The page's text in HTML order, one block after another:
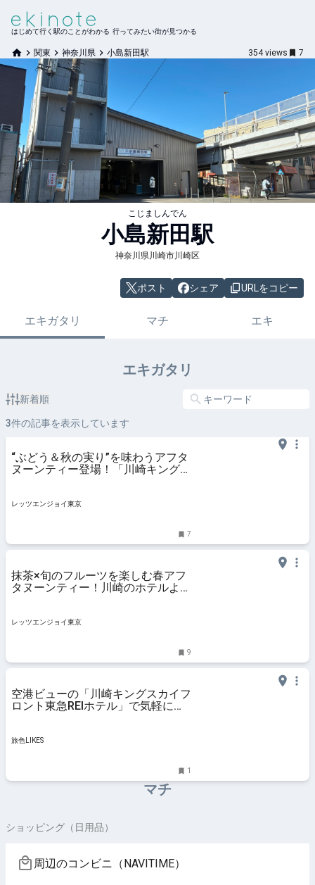
はじめて行く駅のことがわかる 行ってみたい街が見つかる
関東 神奈川県 小島新田駅 354 views 7
こじましんでん
小島新田駅
神奈川県川崎市川崎区
ポスト シェア URLをコピー
エキガタリ マチ エキ
エキガタリ
新着順
3件の記事を表示しています
“ぶどう＆秋の実り”を味わうアフタ
ヌーンティー登場！「川崎キングス
レッツエンジョイ東京
7
抹茶×旬のフルーツを楽しむ春アフ
タヌーンティー！川崎のホテルより
レッツエンジョイ東京
9
空港ビューの「川崎キングスカイフ
ロント東急REIホテル」で気軽に日
旅色LIKES
1
マチ
ショッピング（日用品）
周辺のコンビニ（NAVITIME）